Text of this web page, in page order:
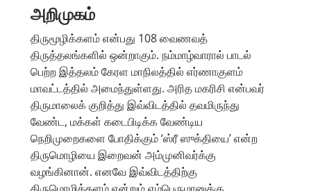
அறிமுகம்
திருமூழிக்களம் என்பது 108 வைணவத்
திருத்தலங்களில் ஒன்றாகும். நம்மாழ்வாரால் பாடல்
பெற்ற இத்தலம் கேரள மாநிலத்தில் எர்ணாகுளம்
மாவட்டத்தில் அமைந்துள்ளது. அரித மகரிசி என்பவர்
திருமாலைக் குறித்து இவ்விடத்தில் தவமிருந்து
வேண்ட, மக்கள் கடைபிடிக்க வேண்டிய
நெறிமுறைகளை போதிக்கும் ‘ஸ்ரீ ஸுக்தியை’ என்ற
திருமொழியை இறைவன் அம்முனிவர்க்கு
வழங்கினான். எனவே இவ்விடத்திற்கு